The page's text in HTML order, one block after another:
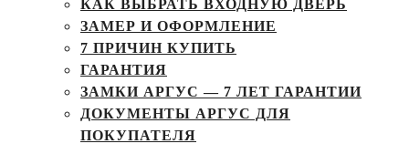
КАК ВЫБРАТЬ ВХОДНУЮ ДВЕРЬ
ЗАМЕР И ОФОРМЛЕНИЕ
7 ПРИЧИН КУПИТЬ
ГАРАНТИЯ
ЗАМКИ АРГУС — 7 ЛЕТ ГАРАНТИИ
ДОКУМЕНТЫ АРГУС ДЛЯ
ПОКУПАТЕЛЯ